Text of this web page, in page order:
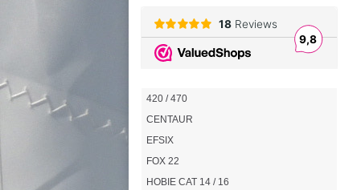
420 / 470
CENTAUR
EFSIX
FOX 22
HOBIE CAT 14 / 16